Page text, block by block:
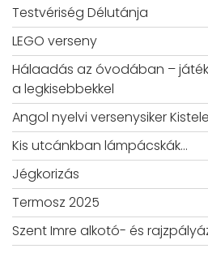
Testvériség Délutánja
LEGO verseny
Hálaadás az óvodában –
a legkisebbekkel
Angol nyelvi versenysiker
Kis utcánkban lámpácskák…
Jégkorizás
Termosz 2025
Szent Imre alkotó- és